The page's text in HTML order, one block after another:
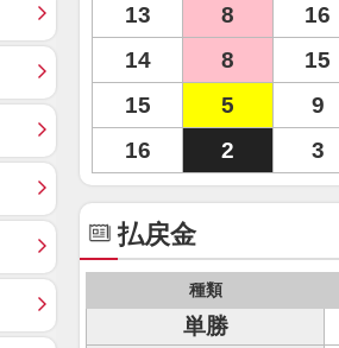
13
8 16
14
8 15
15
5 9
16
2 3
払戻金
種類
単勝